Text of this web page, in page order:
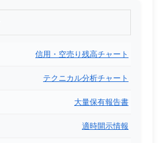
信用・空売り残高チャート
テクニカル分析チャート
大量保有報告書
適時開示情報